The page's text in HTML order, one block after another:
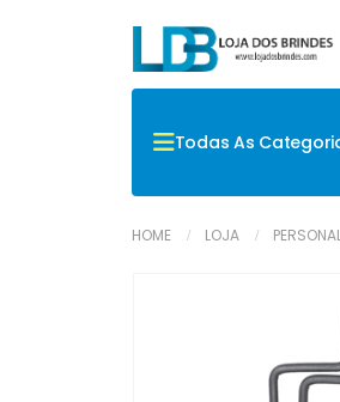
Todas As
HOME LOJA